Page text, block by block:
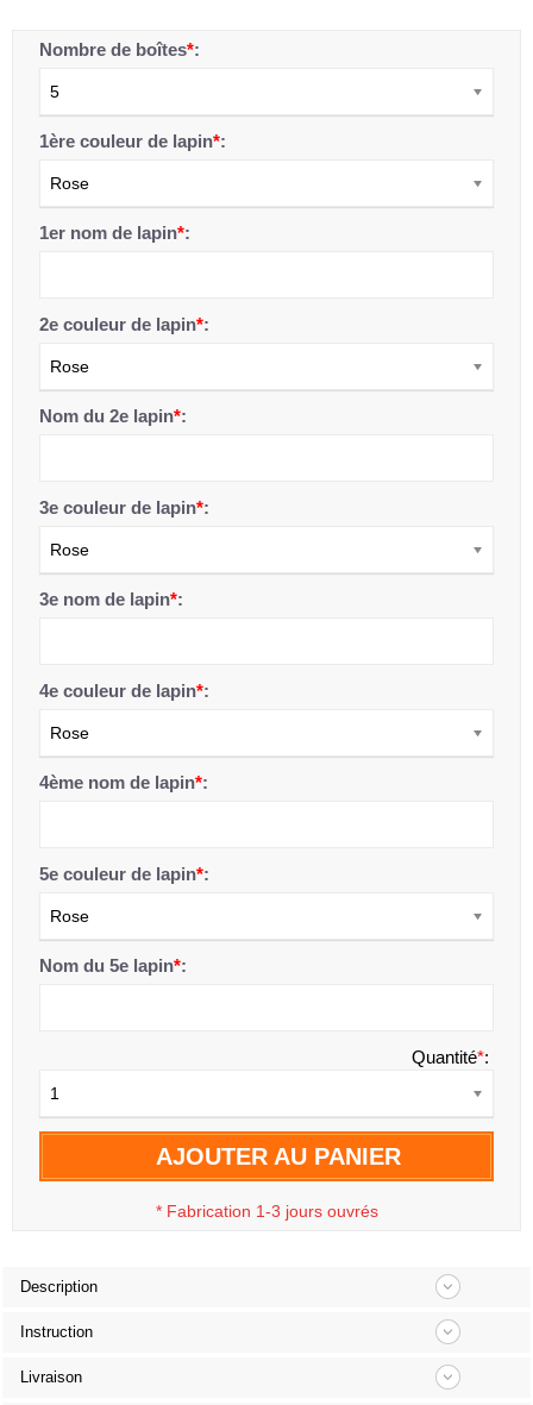
Nombre de boîtes*:
5
1ère couleur de lapin*:
Rose
1er nom de lapin*:
2e couleur de lapin*:
Rose
Nom du 2e lapin*:
3e couleur de lapin*:
Rose
3e nom de lapin*:
4e couleur de lapin*:
Rose
4ème nom de lapin*:
5e couleur de lapin*:
Rose
Nom du 5e lapin*:
Quantité*:
1
AJOUTER AU PANIER
* Fabrication 1-3 jours ouvrés
Description
Instruction
Livraison